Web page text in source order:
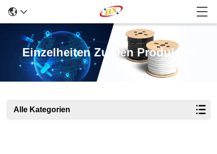
Einzelheiten Zu Den Produkten
Alle Kategorien